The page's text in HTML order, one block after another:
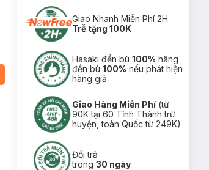
Giao Nhanh Miễn Phí 2H.
Trễ tặng 100K
Hasaki đền bù100% hãng
đền bù100% nếu phát hiện
hàng giả
Giao Hàng Miễn Phí (từ
90K tại 60 Tỉnh Thành trừ
huyện, toàn Quốc từ 249K)
Đổi trả
trong30 ngày